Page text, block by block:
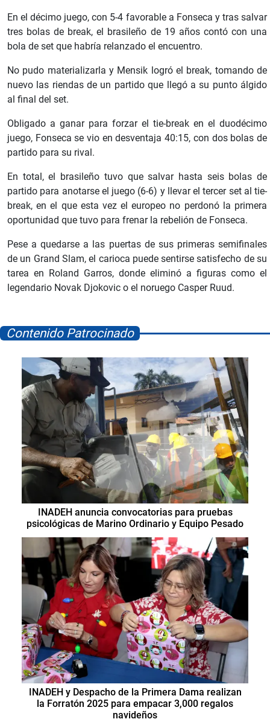
En el décimo juego, con 5-4 favorable a Fonseca y tras salvar
tres bolas de break, el brasileño de 19 años contó con una
bola de set que habría relanzado el encuentro.
No pudo materializarla y Mensik logró el break, tomando de
nuevo las riendas de un partido que llegó a su punto álgido
al final del set.
Obligado a ganar para forzar el tie-break en el duodécimo
juego, Fonseca se vio en desventaja 40:15, con dos bolas de
partido para su rival.
En total, el brasileño tuvo que salvar hasta seis bolas de
partido para anotarse el juego (6-6) y llevar el tercer set al tie-
break, en el que esta vez el europeo no perdonó la primera
oportunidad que tuvo para frenar la rebelión de Fonseca.
Pese a quedarse a las puertas de sus primeras semifinales
de un Grand Slam, el carioca puede sentirse satisfecho de su
tarea en Roland Garros, donde eliminó a figuras como el
legendario Novak Djokovic o el noruego Casper Ruud.
Contenido Patrocinado
INADEH anuncia convocatorias para pruebas
psicológicas de Marino Ordinario y Equipo Pesado
INADEH y Despacho de la Primera Dama realizan
la Forratón 2025 para empacar 3,000 regalos
navideños